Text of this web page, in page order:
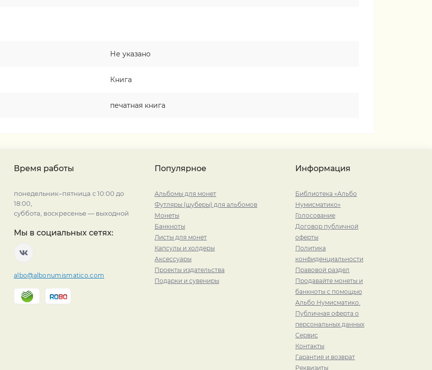
Не указано
Книга
печатная книга
Время работы
понедельник–пятница с 10:00 до
18:00,
суббота, воскресенье — выходной
Мы в социальных сетях:
albo@albonumismatico.com
Популярное
Альбомы для монет
Футляры (шуберы) для альбомов
Монеты
Банкноты
Листы для монет
Капсулы и холдеры
Аксессуары
Проекты издательства
Подарки и сувениры
Информация
Библиотека «Альбо
Нумисматико»
Голосование
Договор публичной
оферты
Политика
конфиденциальности
Правовой раздел
Продавайте монеты и
банкноты с помощью
Альбо Нумисматико.
Публичная оферта о
персональных данных
Сервис
Контакты
Гарантия и возврат
Реквизиты